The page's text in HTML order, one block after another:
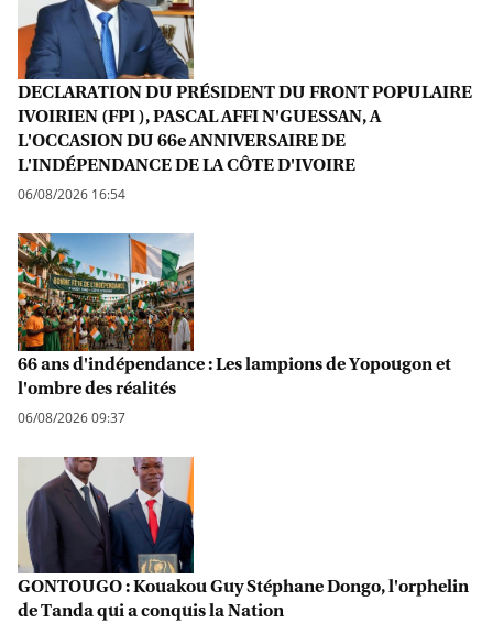
DECLARATION DU PRÉSIDENT DU FRONT POPULAIRE
IVOIRIEN (FPI ), PASCAL AFFI N'GUESSAN, A
L'OCCASION DU 66e ANNIVERSAIRE DE
L'INDÉPENDANCE DE LA CÔTE D'IVOIRE
06/08/2026 16:54
66 ans d'indépendance : Les lampions de Yopougon et
l'ombre des réalités
06/08/2026 09:37
GONTOUGO : Kouakou Guy Stéphane Dongo, l'orphelin
de Tanda qui a conquis la Nation